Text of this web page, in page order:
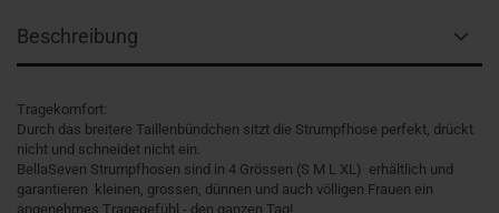
Beschreibung
Tragekomfort:
Durch das breitere Taillenbündchen sitzt die Strumpfhose perfekt, drückt
nicht und schneidet nicht ein.
BellaSeven Strumpfhosen sind in 4 Grössen (S M L XL) erhältlich und
garantieren kleinen, grossen, dünnen und auch völligen Frauen ein
angenehmes Tragegefühl - den ganzen Tag!